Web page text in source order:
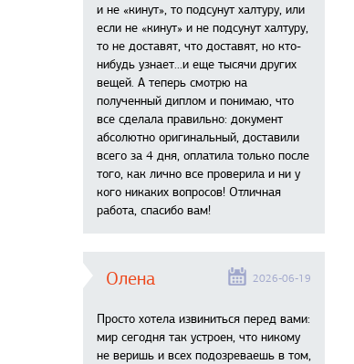
и не «кинут», то подсунут халтуру, или
если не «кинут» и не подсунут халтуру,
то не доставят, что доставят, но кто-
нибудь узнает...и еще тысячи других
вещей. А теперь смотрю на
полученный диплом и понимаю, что
все сделала правильно: документ
абсолютно оригинальный, доставили
всего за 4 дня, оплатила только после
того, как лично все проверила и ни у
кого никаких вопросов! Отличная
работа, спасибо вам!
Олена 2026-06-19
Просто хотела извиниться перед вами:
мир сегодня так устроен, что никому
не веришь и всех подозреваешь в том,